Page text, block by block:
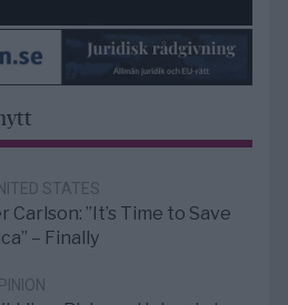
STATES
Carlson: ”It’s Time to Save
– Finally